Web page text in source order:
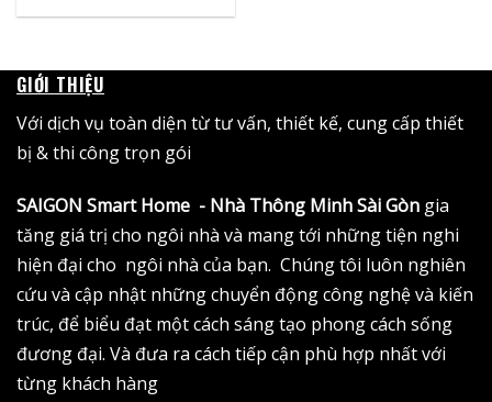
GIỚI THIỆU
Với dịch vụ toàn diện từ tư vấn, thiết kế, cung cấp thiết
bị & thi công trọn gói
SAIGON Smart Home - Nhà Thông Minh Sài Gòn gia
tăng giá trị cho ngôi nhà và mang tới những tiện nghi
hiện đại cho ngôi nhà của bạn. Chúng tôi luôn nghiên
cứu và cập nhật những chuyển động công nghệ và kiến
trúc, để biểu đạt một cách sáng tạo phong cách sống
đương đại. Và đưa ra cách tiếp cận phù hợp nhất với
từng khách hàng